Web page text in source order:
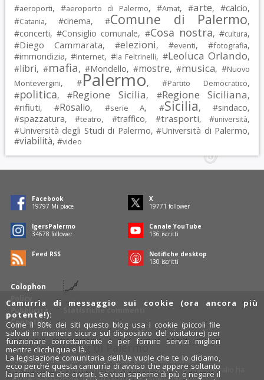
#aeroporti, #aeroporto di Palermo, #Amat, #arte, #calcio,
#Catania, #cinema, #Comune di Palermo,
#concerti, #Consiglio comunale, #Cosa nostra, #cultura,
#Diego Cammarata, #elezioni, #eventi, #fotografia,
#immondizia, #Internet, #la Feltrinelli, #Leoluca Orlando,
#libri, #mafia, #Mondello, #mostre, #musica, #Nuovo
Montevergini, #Palermo, #Partito Democratico,
#politica, #Regione Sicilia, #Regione Siciliana,
#rifiuti, #Rosalio, #serie A, #Sicilia, #sindaco,
#spazzatura, #teatro, #traffico, #trasporti, #università,
#Università degli Studi di Palermo, #Università di Palermo,
#viabilità, #video
Colophon
Policy
Pubblicità
Contatti
Statistiche commenti
Facebook
19797 Mi piace
X
19771 follower
IgersPalermo
34678 follower
Canale YouTube
136 iscritti
Feed RSS
Notifiche desktop
130 iscritti
Rosalio è il blog di Palermo
754 autoriraccontano Palermo dal loro punto di vista.
Anche tu puoi essere uno degli autori: inviaci un' e-mail. Rosalio ha
Camurrìa di messaggio sui cookie (ora ancora più
potente!):
Come il 90% dei siti questo blog usa i cookie (piccoli file
salvati in maniera sicura sul dispositivo del visitatore) per
funzionare correttamente e per fornire servizi migliori
mentre clicchi qua e là.
La legislazione comunitaria dell'Ue vuole che te lo diciamo,
ecco perché questa camurrìa di avviso che appare soltanto
la prima volta che ci visiti. Se vuoi saperne di più o negare il